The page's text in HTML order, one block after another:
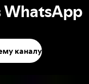
WhatsApp
каналу